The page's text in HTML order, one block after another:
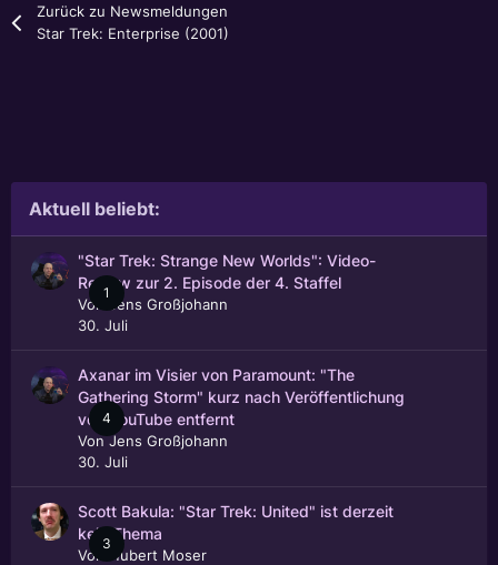
Zurück zu Newsmeldungen
Star Trek: Enterprise (2001)
Aktuell beliebt:
1
"Star Trek: Strange New Worlds": Video-
Review zur 2. Episode der 4. Staffel
Von
Jens Großjohann
30. Juli
4
Axanar im Visier von Paramount: "The
Gathering Storm" kurz nach Veröffentlichung
von YouTube entfernt
VonJens Großjohann
30. Juli
3
Scott Bakula: "Star Trek: United" ist derzeit
kein Thema
Von
Hubert Moser